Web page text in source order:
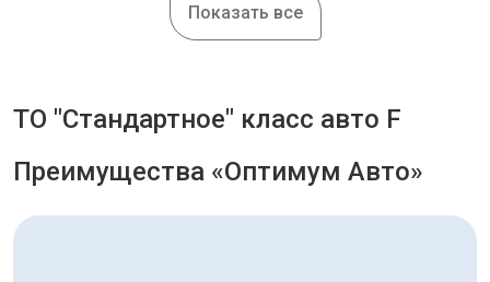
Показать все
ТО "Стандартное" класс авто F
Преимущества «Оптимум Авто»